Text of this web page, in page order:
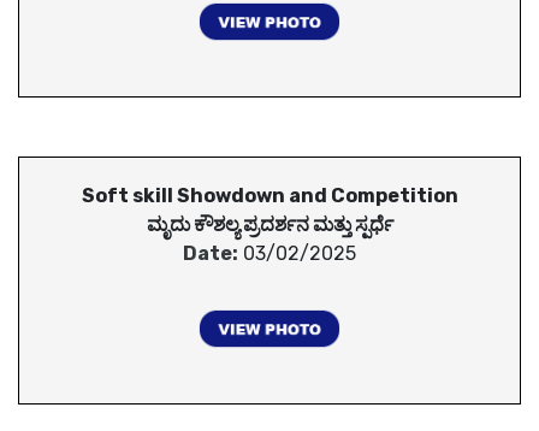
Soft skill Showdown and Competition
ಮೃದು ಕೌಶಲ್ಯ ಪ್ರದರ್ಶನ ಮತ್ತು ಸ್ಪರ್ಧೆ
Date: 03/02/2025